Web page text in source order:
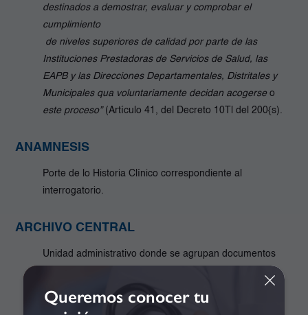
destinados a demostrar, evaluar y comprobar el
cumplimiento
de niveles superiores de calidad por parte de las
Instituciones Prestadoras de Servicios de Salud, las
EAPB y las Direcciones Departamentales, Distritales y
Municipales qua voluntariamente decidan acogerseo
este proceso” (Artículo 41, del Decreto 10Tl del 200{s).
ANAMNESIS
Porte de lo Historia Clínico correspondiente al
interrogatorio.
ARCHIVO CENTRAL
Unidad administrativo donde se agrupan documentos
transferidos o trasladados por los distintos archivos de
gestión de la entidad respectivo, una vez finalizado su
trámite, este sigue siendo vigente y con objeto de
Queremos conocer tu